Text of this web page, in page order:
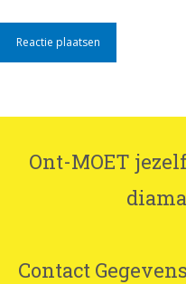
Ont-MOET
Contact Gegevens